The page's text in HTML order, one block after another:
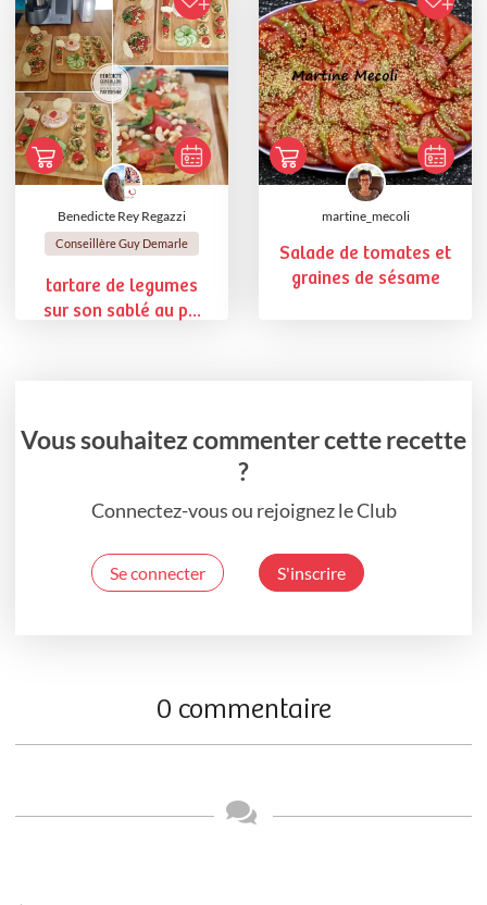
Benedicte Rey Regazzi
Conseillère Guy Demarle
tartare de legumes
sur son sablé au p...
martine_mecoli
Salade de tomates et
graines de sésame
Vous souhaitez commenter cette recette
?
Connectez-vous ou rejoignez le Club
Se connecter S'inscrire
0 commentaire